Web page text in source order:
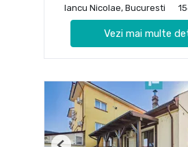
Iancu Nicolae, Bucuresti
Vezi mai multe